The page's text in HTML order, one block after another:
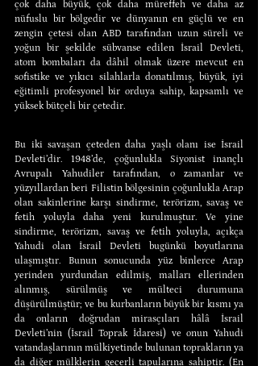
çok daha büyük, çok daha müreffeh ve daha az
nüfuslu bir bölgedir ve dünyanın en güçlü ve en
zengin çetesi olan ABD tarafından uzun süreli ve
yoğun bir şekilde sübvanse edilen İsrail Devleti,
atom bombaları da dâhil olmak üzere mevcut en
sofistike ve yıkıcı silahlarla donatılmış, büyük, iyi
eğitimli profesyonel bir orduya sahip, kapsamlı ve
yüksek bütçeli bir çetedir.
Bu iki savaşan çeteden daha yaşlı olanı ise İsrail
Devleti’dir. 1948’de, çoğunlukla Siyonist inançlı
Avrupalı Yahudiler tarafından, o zamanlar ve
yüzyıllardan beri Filistin bölgesinin çoğunlukla Arap
olan sakinlerine karşı sindirme, terörizm, savaş ve
fetih yoluyla daha yeni kurulmuştur. Ve yine
sindirme, terörizm, savaş ve fetih yoluyla, açıkça
Yahudi olan İsrail Devleti bugünkü boyutlarına
ulaşmıştır. Bunun sonucunda yüz binlerce Arap
yerinden yurdundan edilmiş, malları ellerinden
alınmış, sürülmüş ve mülteci durumuna
düşürülmüştür; ve bu kurbanların büyük bir kısmı ya
da onların doğrudan mirasçıları hâlâ İsrail
Devleti’nin (İsrail Toprak İdaresi) ve onun Yahudi
vatandaşlarının mülkiyetinde bulunan toprakların ya
da diğer mülklerin geçerli tapularına sahiptir. (En